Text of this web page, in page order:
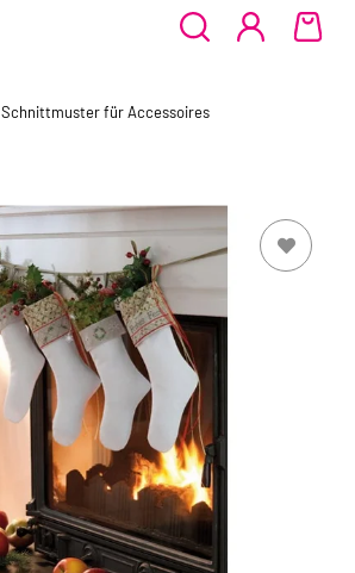
Schnittmuster für Accessoires